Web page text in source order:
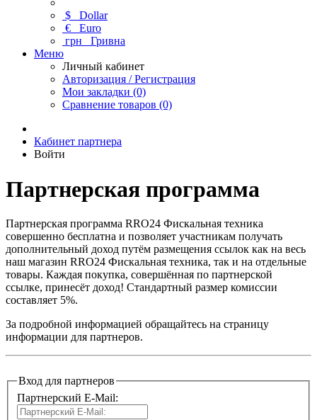
$ Dollar
€ Euro
грн Гривна
Меню
Личный кабинет
Авторизация / Регистрация
Мои закладки (0)
Сравнение товаров (0)
Кабинет партнера
Войти
Партнерская программа
Партнерская программа RRO24 Фискальная техника
совершенно бесплатна и позволяет участникам получать
дополнительный доход путём размещения ссылок как на весь
наш магазин RRO24 Фискальная техника, так и на отдельные
товары. Каждая покупка, совершённая по партнерской
ссылке, принесёт доход! Стандартный размер комиссии
составляет 5%.
За подробной информацией обращайтесь на страницу
информации для партнеров.
Вход для партнеров
Партнерский E-Mail: